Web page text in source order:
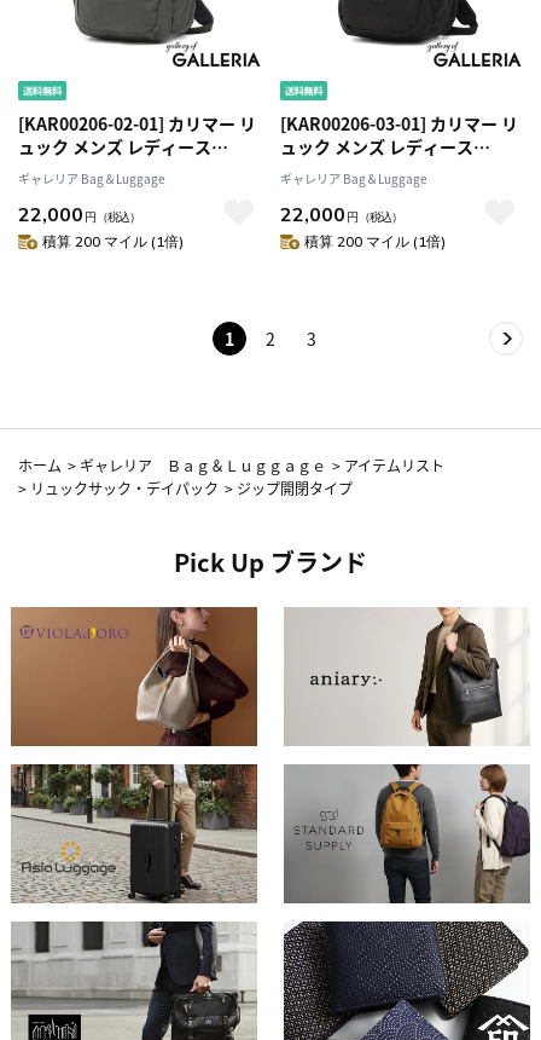
[KAR00206-02-01] カリマー リ
ュック メンズ レディース
KARRIMOR カジュアル おしゃ
れ カジュアル ブランド バック
パック アウトドア 軽量 軽い 2
層 PC収納 15inch ロゴ シンプル
ギャレリア Bag＆Luggage
22,000 円 （税込）
積算 200 マイル (1倍)
[KAR00206-03-01] カリマー リ
ュック メンズ レディース
KARRIMOR カジュアル おしゃ
れ カジュアル ブランド バック
パック アウトドア 軽量 軽い 2
層 PC収納 15inch ロゴ シンプル
ギャレリア Bag＆Luggage
22,000 円 （税込）
積算 200 マイル (1倍)
1 2 3
ホーム > ギャレリア Ｂａｇ＆Ｌｕｇｇａｇｅ > アイテムリスト
> リュックサック・デイパック > ジップ開閉タイプ
Pick Up ブランド